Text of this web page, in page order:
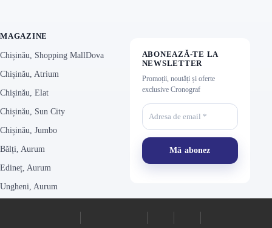
MAGAZINE
Chișinău, Shopping MallDova
Chișinău, Atrium
Chișinău, Elat
Chișinău, Sun City
Chișinău, Jumbo
Bălți, Aurum
Edineț, Aurum
Ungheni, Aurum
ABONEAZĂ-TE LA
NEWSLETTER
Promoții, noutăți și oferte
exclusive Cronograf